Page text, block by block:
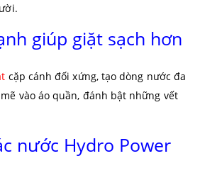
giúp giặt sạch hơn
cặp cánh đối xứng, tạo dòng nước đa
vào áo quần, đánh bật những vết
nước Hydro Power